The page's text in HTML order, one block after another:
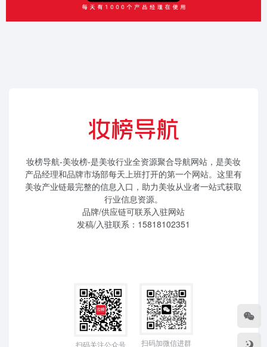
妆榜导航-美妆榜-是美妆行业全资源聚合导航网站，是美妆
产品经理和品牌市场部每天上班打开的第一个网站。这里有
美妆产业链最完整的信息入口，助力美妆从业者一站式获取
行业信息资源。
品牌/供应链可联系入驻网站
发稿/入驻联系：15818102351
扫码关注公众号 扫码加微信进群